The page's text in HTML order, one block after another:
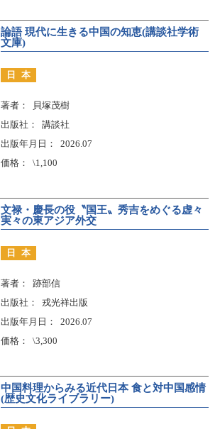
論語 現代に生きる中国の知恵(講談社学術
文庫)
日本
著者
貝塚茂樹
出版社
講談社
出版年月日
2026.07
価格
\1,100
文禄・慶長の役〝国王〟秀吉をめぐる虚々
実々の東アジア外交
日本
著者
跡部信
出版社
戎光祥出版
出版年月日
2026.07
価格
\3,300
中国料理からみる近代日本 食と対中国感情
(歴史文化ライブラリー)